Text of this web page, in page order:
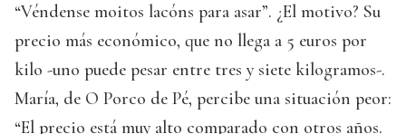
“Véndense moitos lacóns para asar”. ¿El motivo? Su
precio más económico, que no llega a 5 euros por
kilo -uno puede pesar entre tres y siete kilogramos-.
María, de O Porco de Pé, percibe una situación peor:
“El precio está muy alto comparado con otros años.